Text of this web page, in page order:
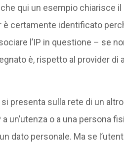
qui un esempio chiarisce
è certamente identificato
l’IP in questione – se
è, rispetto al provider
presenta sulla rete di un
un’utenza o a una persona
dato personale. Ma se